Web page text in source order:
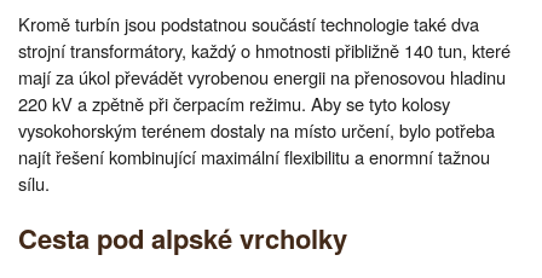
Kromě turbín jsou podstatnou součástí technologie také dva
strojní transformátory, každý o hmotnosti přibližně 140 tun, které
mají za úkol převádět vyrobenou energii na přenosovou hladinu
220 kV a zpětně při čerpacím režimu. Aby se tyto kolosy
vysokohorským terénem dostaly na místo určení, bylo potřeba
najít řešení kombinující maximální flexibilitu a enormní tažnou
sílu.
Cesta pod alpské vrcholky